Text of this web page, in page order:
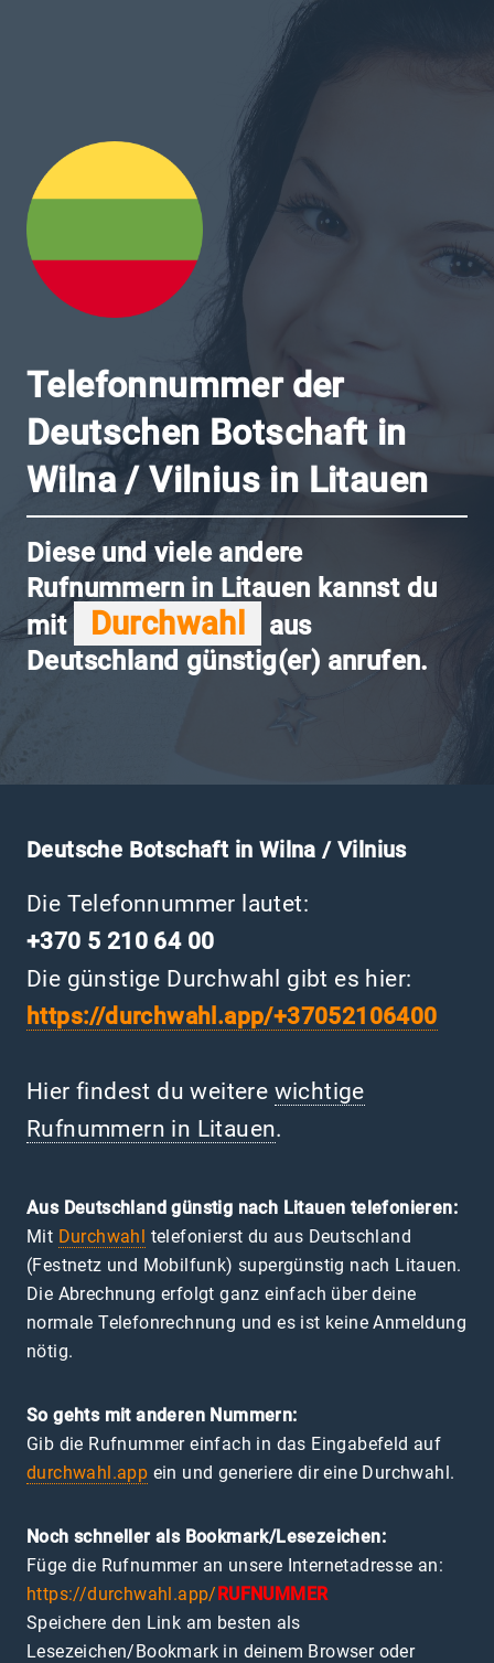
Telefonnummer der
Deutschen Botschaft in
Wilna / Vilnius in Litauen
Diese und viele andere
Rufnummern in Litauen kannst du
mit
Durchwahl
aus
Deutschland günstig(er) anrufen.
Deutsche Botschaft in Wilna / Vilnius
Die Telefonnummer lautet:
+370 5 210 64 00
Die günstige Durchwahl gibt es hier:
https://durchwahl.app/+37052106400
Hier findest du weitere wichtige
Rufnummern in Litauen.
Aus Deutschland günstig nach Litauen telefonieren:
Mit Durchwahl telefonierst du aus Deutschland
(Festnetz und Mobilfunk) supergünstig nach Litauen.
Die Abrechnung erfolgt ganz einfach über deine
normale Telefonrechnung und es ist keine Anmeldung
nötig.
So gehts mit anderen Nummern:
Gib die Rufnummer einfach in das Eingabefeld auf
durchwahl.app ein und generiere dir eine Durchwahl.
Noch schneller als Bookmark/Lesezeichen:
Füge die Rufnummer an unsere Internetadresse an:
https://durchwahl.app/RUFNUMMER
Speichere den Link am besten als
Lesezeichen/Bookmark in deinem Browser oder